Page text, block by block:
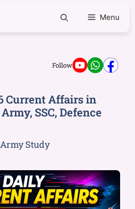
Menu
Follow
Current Affairs in
SSC, Defence
Army Study